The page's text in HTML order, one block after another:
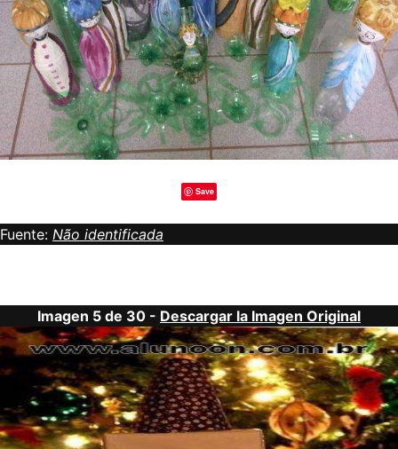
Save
Fuente: Não identificada
Imagen 5 de 30 - Descargar la Imagen Original